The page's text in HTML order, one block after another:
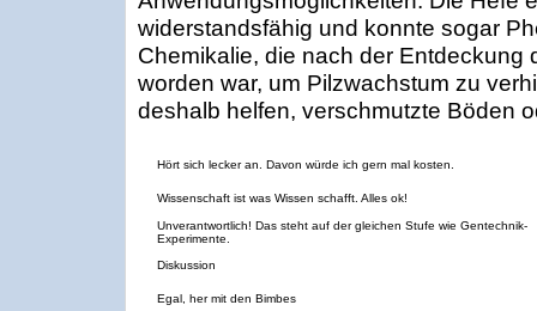
widerstandsfähig und konnte sogar
Chemikalie, die nach der Entdeckung
worden war, um Pilzwachstum zu
deshalb helfen, verschmutzte Böden
Hört sich lecker an. Davon würde ich gern mal kosten.
Wissenschaft ist was Wissen schafft. Alles ok!
Unverantwortlich! Das steht auf der gleichen Stufe wie Gentechnik-
Experimente.
Diskussion
Egal, her mit den Bimbes